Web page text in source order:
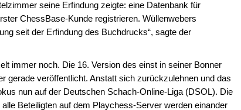
seine Erfindung zeigte: eine Datenbank für
ChessBase-Kunde registrieren. Wüllenwebers
seit der Erfindung des Buchdrucks“, sagte der
immer noch. Die 16. Version des einst in seiner Bonner
gerade veröffentlicht. Anstatt sich zurückzulehnen und das
nun auf der Deutschen Schach-Online-Liga (DSOL). Die
Beteiligten auf dem Playchess-Server werden einander